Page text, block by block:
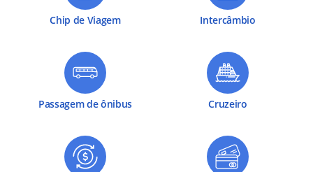
Chip de Viagem Intercâmbio
Passagem de ônibus Cruzeiro